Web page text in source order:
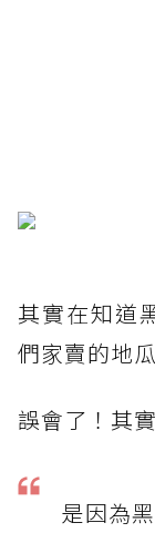
其實在知道
們家賣的地
誤會了！其
是因為